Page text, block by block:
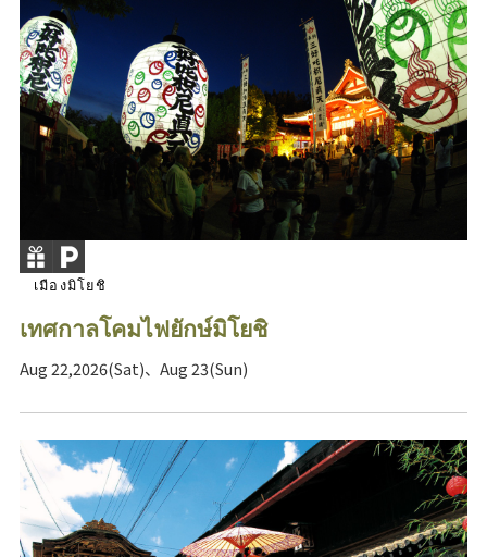
เมืองมิโยชิ
เทศกาลโคมไฟยักษ์มิโยชิ
Aug 22,2026(Sat)、Aug 23(Sun)